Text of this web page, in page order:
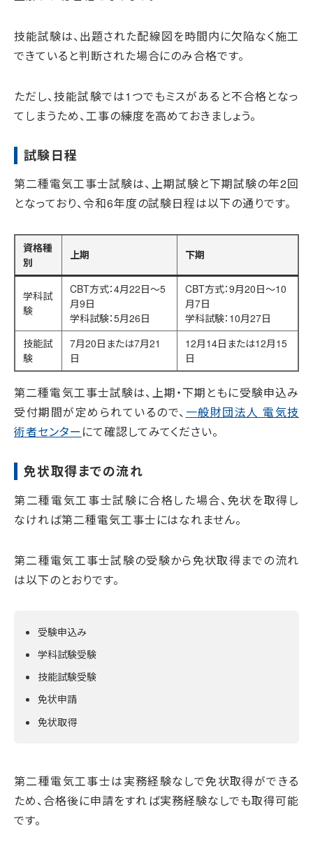
技能試験は、出題された配線図を時間内に欠陥なく施工
できていると判断された場合にのみ合格です。
ただし、技能試験では1つでもミスがあると不合格となっ
てしまうため、工事の練度を高めておきましょう。
試験日程
第二種電気工事士試験は、上期試験と下期試験の年2回
となっており、令和6年度の試験日程は以下の通りです。
資格種
別
上期 下期
学科試
験
CBT方式：4月22日～5
月9日
学科試験：5月26日
CBT方式：9月20日～10
月7日
学科試験：10月27日
技能試
験
7月20日または7月21
日
12月14日または12月15
日
第二種電気工事士試験は、上期・下期ともに受験申込み
受付期間が定められているので、 一般財団法人 電気技
術者センター にて確認してみてください。
免状取得までの流れ
第二種電気工事士試験に合格した場合、免状を取得し
なければ第二種電気工事士にはなれません。
第二種電気工事士試験の受験から免状取得までの流れ
は以下のとおりです。
受験申込み
学科試験受験
技能試験受験
免状申請
免状取得
第二種電気工事士は実務経験なしで免状取得ができる
ため、合格後に申請をすれば実務経験なしでも取得可能
です。